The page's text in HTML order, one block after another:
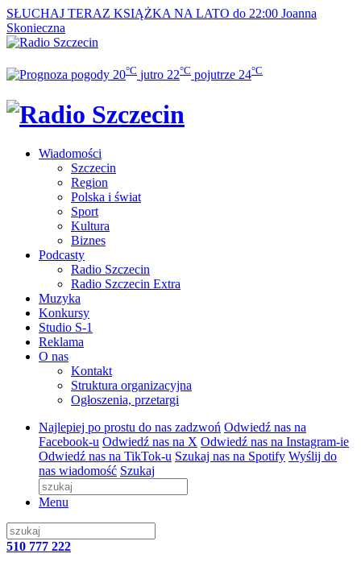
SŁUCHAJ TERAZ KSIĄŻKA NA LATO do 22:00 Joanna
Skonieczna
20°C jutro 22°C pojutrze 24°C
Wiadomości
Szczecin
Region
Polska i świat
Sport
Kultura
Biznes
Podcasty
Radio Szczecin
Radio Szczecin Extra
Muzyka
Konkursy
Studio S-1
Reklama
O nas
Kontakt
Struktura organizacyjna
Ogłoszenia, przetargi
Najlepiej po prostu do nas zadzwoń Odwiedź nas na
Facebook-u Odwiedź nas na X Odwiedź nas na Instagram-ie
Odwiedź nas na TikTok-u Szukaj nas na Spotify Wyślij do
nas wiadomość Szukaj
Menu
510 777 222